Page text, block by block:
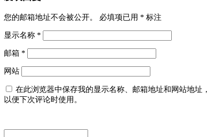
您的邮箱地址不会被公开。 必填项已用 * 标注
显示名称 *
邮箱 *
网站
在此浏览器中保存我的显示名称、邮箱地址和网站地址，
以便下次评论时使用。